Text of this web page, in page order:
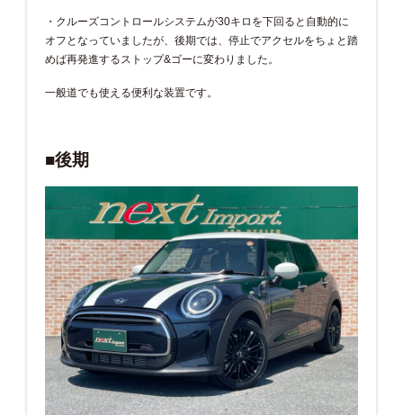
・クルーズコントロールシステムが30キロを下回ると自動的に
オフとなっていましたが、後期では、停止でアクセルをちょと踏
めば再発進するストップ&ゴーに変わりました。
一般道でも使える便利な装置です。
■後期